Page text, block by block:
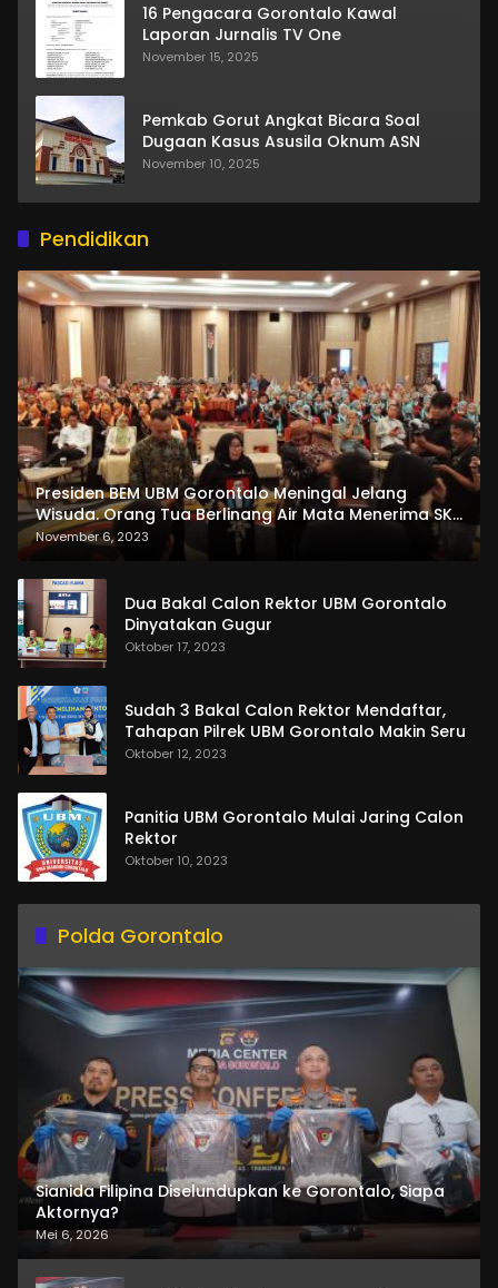
16 Pengacara Gorontalo Kawal
Laporan Jurnalis TV One
November 15, 2025
Pemkab Gorut Angkat Bicara Soal
Dugaan Kasus Asusila Oknum ASN
November 10, 2025
Pendidikan
Presiden BEM UBM Gorontalo Meningal Jelang
Wisuda. Orang Tua Berlinang Air Mata Menerima SKL
dan Pemasangan Salempang
November 6, 2023
Dua Bakal Calon Rektor UBM Gorontalo
Dinyatakan Gugur
Oktober 17, 2023
Sudah 3 Bakal Calon Rektor Mendaftar,
Tahapan Pilrek UBM Gorontalo Makin Seru
Oktober 12, 2023
Panitia UBM Gorontalo Mulai Jaring Calon
Rektor
Oktober 10, 2023
Polda Gorontalo
Sianida Filipina Diselundupkan ke Gorontalo, Siapa
Aktornya?
Mei 6, 2026